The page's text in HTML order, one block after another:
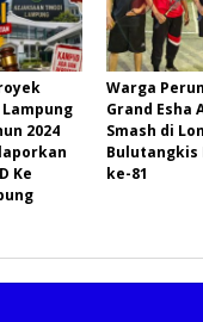
Lampung
2024
Ke
Warga
Grand Esha
Smash di
Bulutangkis
ke-81